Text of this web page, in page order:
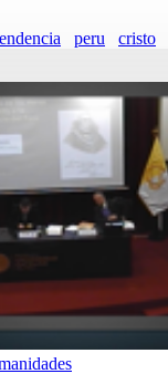
peru cristo